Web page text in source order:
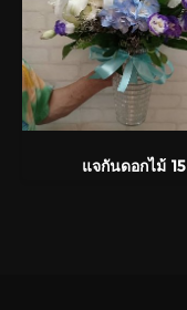
แจกันดอกไม้ 15